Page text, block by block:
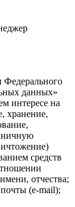
Федерального
данных»
интересе на
хранение,
средств
отчества;
почты (e-mail);